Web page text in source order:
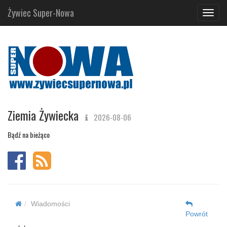
Żywiec Super-Nowa
Ziemia Żywiecka 2026-08-06
Bądź na bieżąco
Wiadomości
Powrót